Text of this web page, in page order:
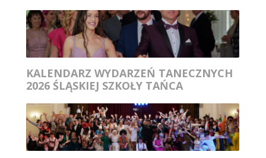
KALENDARZ WYDARZEŃ TANECZNYCH
2026 ŚLĄSKIEJ SZKOŁY TAŃCA